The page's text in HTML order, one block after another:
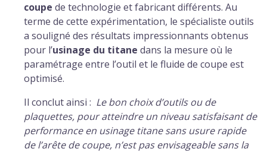
coupe de technologie et fabricant différents. Au
terme de cette expérimentation, le spécialiste outils
a souligné des résultats impressionnants obtenus
pour l’usinage du titane dans la mesure où le
paramétrage entre l’outil et le fluide de coupe est
optimisé.
Il conclut ainsi : Le bon choix d’outils ou de
plaquettes, pour atteindre un niveau satisfaisant de
performance en usinage titanesans usure rapide
de l’arête de coupe, n’est pas envisageable sans la